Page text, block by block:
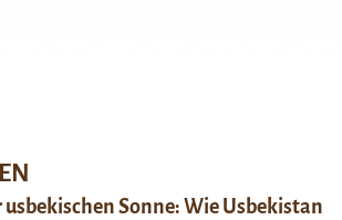
Sonne: Wie Usbekistan